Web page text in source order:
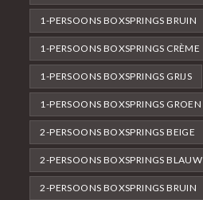
1-PERSOONS BOXSPRINGS BRUIN
1-PERSOONS BOXSPRINGS CRÈME
1-PERSOONS BOXSPRINGS GRIJS
1-PERSOONS BOXSPRINGS GROEN
2-PERSOONS BOXSPRINGS BEIGE
2-PERSOONS BOXSPRINGS BLAUW
2-PERSOONS BOXSPRINGS BRUIN